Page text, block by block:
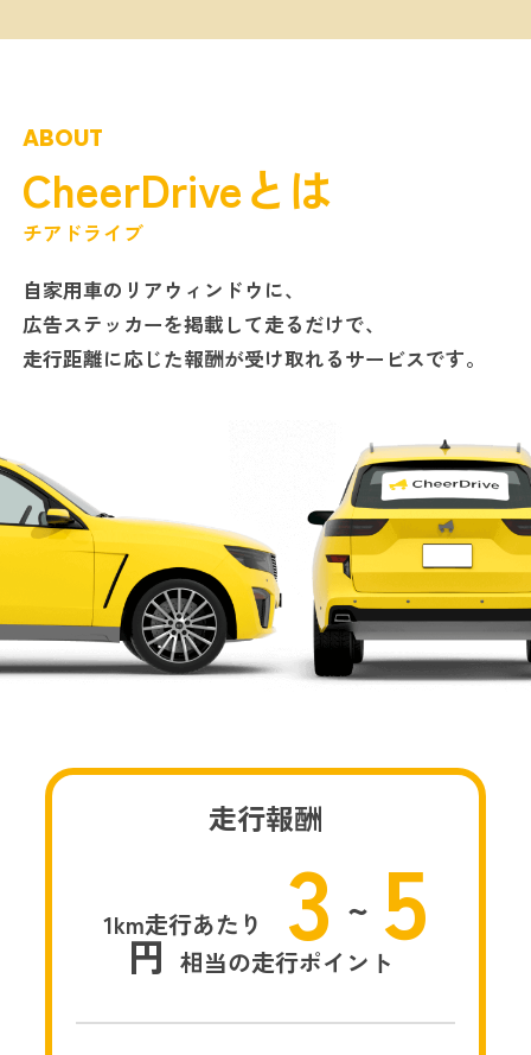
ABOUT
CheerDriveとは
チアドライブ
自家用車のリアウィンドウに、
広告ステッカーを掲載して走るだけで、
走行距離に応じた報酬が受け取れるサービスです。
走行報酬
1km走行あたり 3 ~ 5
円 相当の走行ポイント